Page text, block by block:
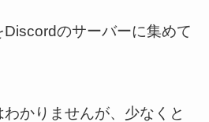
のサーバーに集めて
かりませんが、少なくと